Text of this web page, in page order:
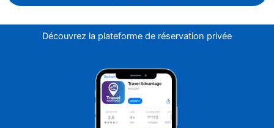
Découvrez la plateforme de réservation privée